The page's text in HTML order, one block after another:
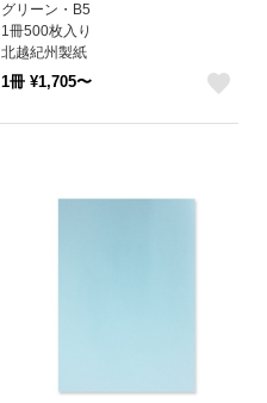
グリーン・B5
1冊500枚入り
北越紀州製紙
Newファインカラー
1冊 ¥1,705〜